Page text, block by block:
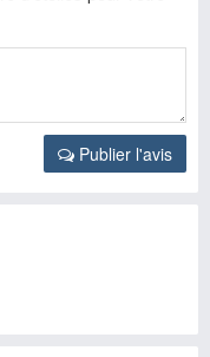
Publier l'avis